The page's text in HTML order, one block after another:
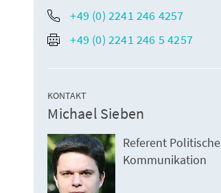
+49 (0) 2241 246 4257
+49 (0) 2241 246 5 4257
KONTAKT
Michael Sieben
Referent Politische
Kommunikation